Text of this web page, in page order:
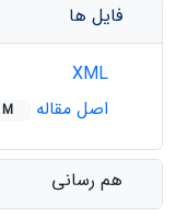
فایل ها
اصل مقاله
هم رسانی